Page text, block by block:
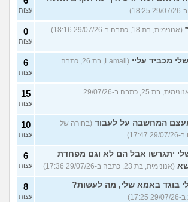
עצות
(אנונימית, בת 18, כתבה ב-29/07/26 18:16) 0
עצות
מכביד עליי
(Lamali, בת 26, כתבה
6
עצות
(אנונימית, בת 25, כתבה ב-29/07/26
15
עצות
המחשבה על לעבוד (בחורה של
10
עצות
יתגרשו אבל הם לא וגם מפחדת
(אנונימית, בת 23, כתבה ב-29/07/26 17:36)
6
עצות
בוגד באמא שלי, מה לעשות? 8
עצות